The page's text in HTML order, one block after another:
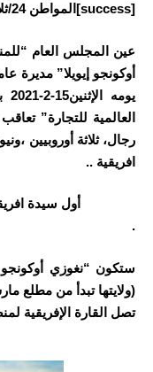
[success]المواطن 24/ثلاث عبد العزيز[/success]
عين المجلس العام
أوكونجو إيويلا” مديرة
يومه الإثنين15-2-2021 بمقرها بجنيف
رجال، ثلاثة أوروبيين
افريقية ..
أول سيدة افريقية
.
ستكون “نغوزي
تصل القارة الإفريقية